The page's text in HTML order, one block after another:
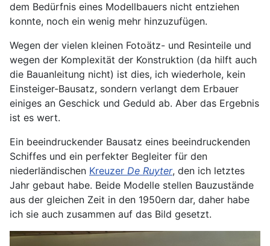
dem Bedürfnis eines Modellbauers nicht entziehen
konnte, noch ein wenig mehr hinzuzufügen.
Wegen der vielen kleinen Fotoätz- und Resinteile und
wegen der Komplexität der Konstruktion (da hilft auch
die Bauanleitung nicht) ist dies, ich wiederhole, kein
Einsteiger-Bausatz, sondern verlangt dem Erbauer
einiges an Geschick und Geduld ab. Aber das Ergebnis
ist es wert.
Ein beeindruckender Bausatz eines beeindruckenden
Schiffes und ein perfekter Begleiter für den
niederländischen Kreuzer De Ruyter, den ich letztes
Jahr gebaut habe. Beide Modelle stellen Bauzustände
aus der gleichen Zeit in den 1950ern dar, daher habe
ich sie auch zusammen auf das Bild gesetzt.